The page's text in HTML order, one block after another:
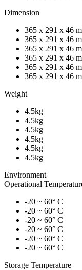
Dimension
365 x 291 x 46
365 x 291 x 46
365 x 291 x 46
365 x 291 x 46
365 x 291 x 46
365 x 291 x 46
Weight
4.5kg
4.5kg
4.5kg
4.5kg
4.5kg
4.5kg
Environment
Operational
-20 ~ 60° C
-20 ~ 60° C
-20 ~ 60° C
-20 ~ 60° C
-20 ~ 60° C
-20 ~ 60° C
Storage Temperature